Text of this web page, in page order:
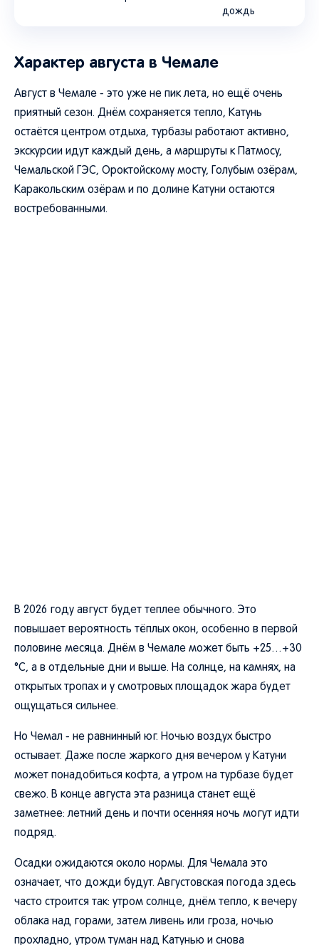
дождь
Характер августа в Чемале
Август в Чемале - это уже не пик лета, но ещё очень
приятный сезон. Днём сохраняется тепло, Катунь
остаётся центром отдыха, турбазы работают активно,
экскурсии идут каждый день, а маршруты к Патмосу,
Чемальской ГЭС, Ороктойскому мосту, Голубым озёрам,
Каракольским озёрам и по долине Катуни остаются
востребованными.
В 2026 году август будет теплее обычного. Это
повышает вероятность тёплых окон, особенно в первой
половине месяца. Днём в Чемале может быть +25…+30
°C, а в отдельные дни и выше. На солнце, на камнях, на
открытых тропах и у смотровых площадок жара будет
ощущаться сильнее.
Но Чемал - не равнинный юг. Ночью воздух быстро
остывает. Даже после жаркого дня вечером у Катуни
может понадобиться кофта, а утром на турбазе будет
свежо. В конце августа эта разница станет ещё
заметнее: летний день и почти осенняя ночь могут идти
подряд.
Осадки ожидаются около нормы. Для Чемала это
означает, что дожди будут. Августовская погода здесь
часто строится так: утром солнце, днём тепло, к вечеру
облака над горами, затем ливень или гроза, ночью
прохладно, утром туман над Катунью и снова